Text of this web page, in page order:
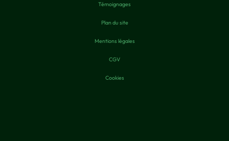
Témoignages
Plan du site
Mentions légales
CGV
Cookies